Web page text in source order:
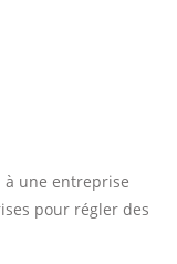
à une entreprise
pour régler des